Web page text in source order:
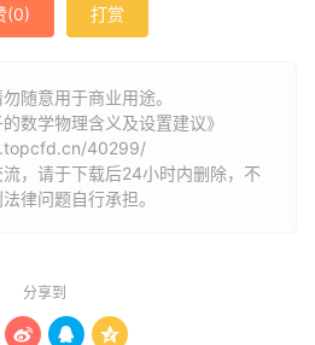
(0) 打赏
随意用于商业用途。
数学物理含义及设置建议》
40299/
，请于下载后24小时内删除，不
律问题自行承担。
分享到
  